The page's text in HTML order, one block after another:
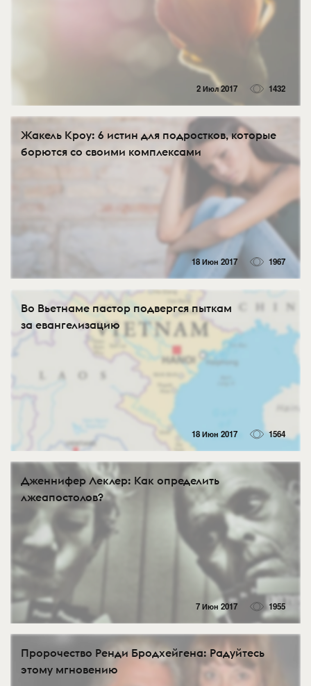
2 Июл 2017 1432
Жакель Кроу: 6 истин для подростков, которые
борются со своими комплексами
18 Июн 2017 1967
Во Вьетнаме пастор подвергся пыткам
за евангелизацию
18 Июн 2017 1564
Дженнифер Леклер: Как определить
лжеапостолов?
7 Июн 2017 1955
Пророчество Ренди Бродхейгена: Радуйтесь
этому мгновению